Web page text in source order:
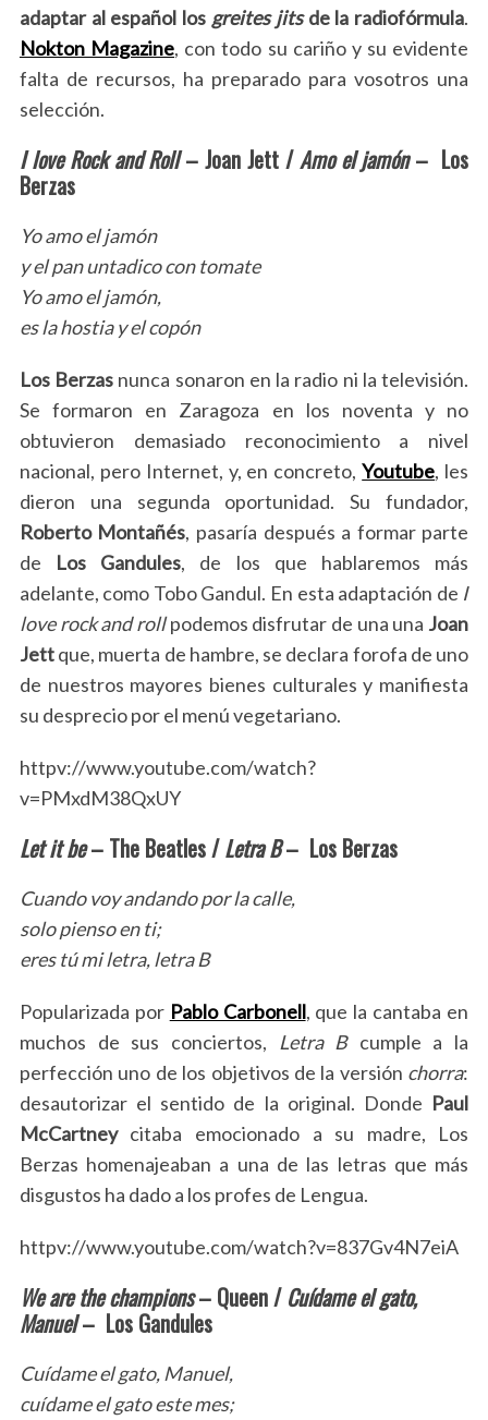
adaptar al español los greites jitsde la radiofórmula.
Nokton Magazine, con todo su cariño y su evidente
falta de recursos, ha preparado para vosotros una
selección.
I love Rock and Roll– Joan Jett /Amo el jamón– Los
Berzas
Yo amo el jamón
y el pan untadico con tomate
Yo amo el jamón,
es la hostia y el copón
Los Berzas nunca sonaron en la radio ni la televisión.
Se formaron en Zaragoza en los noventa y no
obtuvieron demasiado reconocimiento a nivel
nacional, pero Internet, y, en concreto,Youtube, les
dieron una segunda oportunidad. Su fundador,
Roberto Montañés, pasaría después a formar parte
de Los Gandules, de los que hablaremos más
adelante, como Tobo Gandul. En esta adaptación de I
love rock and rollpodemos disfrutar de una una Joan
Jettque, muerta de hambre, se declara forofa de uno
de nuestros mayores bienes culturales y manifiesta
su desprecio por el menú vegetariano.
httpv://www.youtube.com/watch?
v=PMxdM38QxUY
Let it be– The Beatles /Letra B– Los Berzas
Cuando voy andando por la calle,
solo pienso en ti;
eres tú mi letra, letra B
Popularizada por Pablo Carbonell, que la cantaba en
muchos de sus conciertos,
Letra Bcumple a la
perfección uno de los objetivos de la versión chorra:
desautorizar el sentido de la original. Donde Paul
McCartneycitaba emocionado a su madre, Los
Berzas homenajeaban a una de las letras que más
disgustos ha dado a los profes de Lengua.
httpv://www.youtube.com/watch?v=837Gv4N7eiA
We are the champions– Queen / Cuídame el gato,
Manuel– Los Gandules
Cuídame el gato, Manuel,
cuídame el gato este mes;